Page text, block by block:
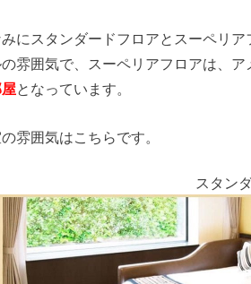
にスタンダードフロアとスーペリ
雰囲気で、スーペリアフロアは、ア
となっています。
雰囲気はこちらです。
スタン